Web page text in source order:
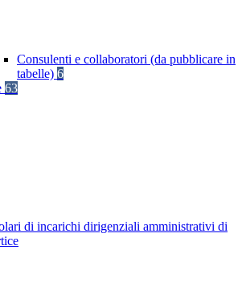
Consulenti e collaboratori (da pubblicare in
tabelle) 6
63
di incarichi dirigenziali amministrativi di